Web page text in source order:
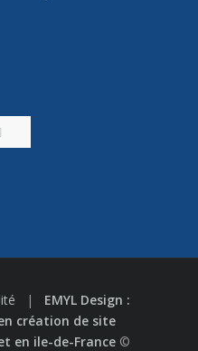
| EMYL Design :
création de site
en ile-de-France©